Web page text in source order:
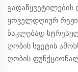
ყოველდღიურ
ნაკლებად
ღობის სვეტის
ღობის